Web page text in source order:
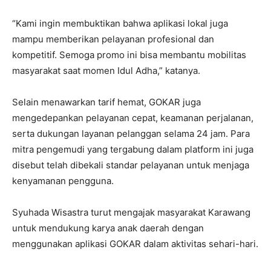
“Kami ingin membuktikan bahwa aplikasi lokal juga
mampu memberikan pelayanan profesional dan
kompetitif. Semoga promo ini bisa membantu mobilitas
masyarakat saat momen Idul Adha,” katanya.
Selain menawarkan tarif hemat, GOKAR juga
mengedepankan pelayanan cepat, keamanan perjalanan,
serta dukungan layanan pelanggan selama 24 jam. Para
mitra pengemudi yang tergabung dalam platform ini juga
disebut telah dibekali standar pelayanan untuk menjaga
kenyamanan pengguna.
Syuhada Wisastra turut mengajak masyarakat Karawang
untuk mendukung karya anak daerah dengan
menggunakan aplikasi GOKAR dalam aktivitas sehari-hari.